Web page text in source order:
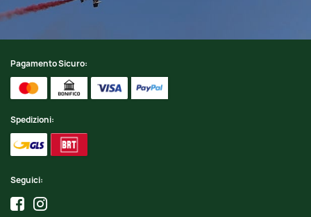
Pagamento Sicuro:
Spedizioni:
Seguici: